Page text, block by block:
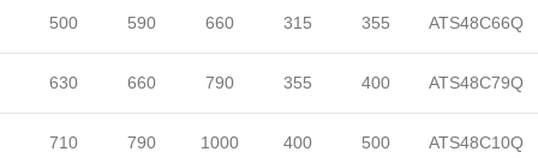
ATS48C66Q
355
315
660
590
500
ATS48C79Q
400
355
790
660
630
ATS48C10Q
500
400
1000
790
710